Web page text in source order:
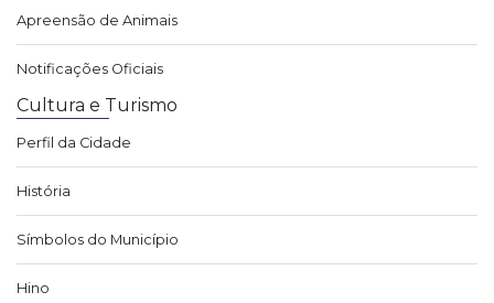
Apreensão de Animais
Notificações Oficiais
Cultura e Turismo
Perfil da Cidade
História
Símbolos do Município
Hino